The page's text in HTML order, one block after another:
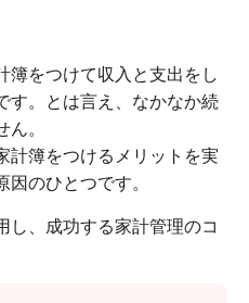
簿をつけて収入と支出をし
す。とは言え、なかなか続
。
計簿をつけるメリットを実
のひとつです。
し、成功する家計管理のコ